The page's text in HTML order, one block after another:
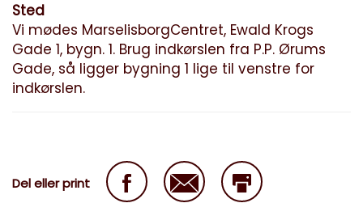
Sted
Vi mødes MarselisborgCentret, Ewald Krogs
Gade 1, bygn. 1. Brug indkørslen fra P.P. Ørums
Gade, så ligger bygning 1 lige til venstre for
indkørslen.
Del eller print